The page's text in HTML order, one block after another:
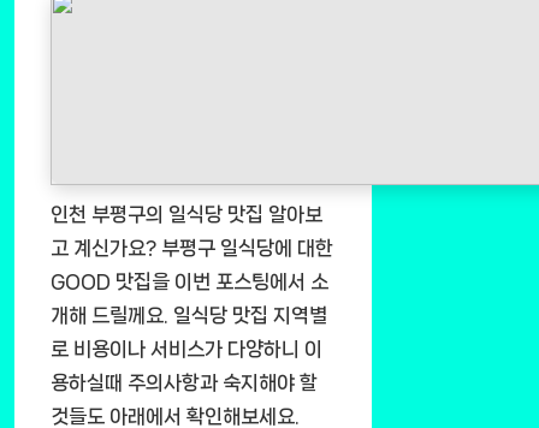
인천 부평구의 일식당 맛집 알아보
고 계신가요? 부평구 일식당에 대한
GOOD 맛집을 이번 포스팅에서 소
개해 드릴께요. 일식당 맛집 지역별
로 비용이나 서비스가 다양하니 이
용하실때 주의사항과 숙지해야 할
것들도 아래에서 확인해보세요.